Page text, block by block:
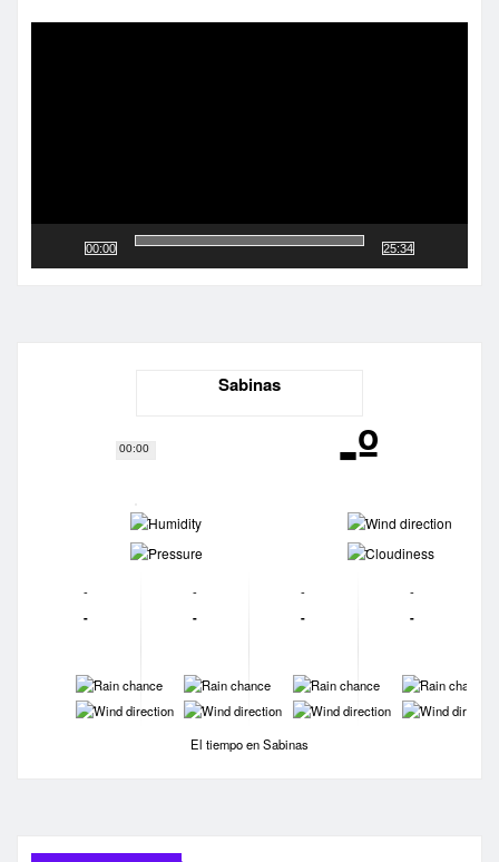
00:00
00:00
25:34
Sabinas
-º
-
-
-
-
-
-
-
-
-
-
-
-
-
-
-
-
-
-
-
-
El tiempo en Sabinas